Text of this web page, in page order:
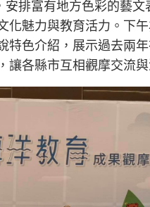
排富有地方色彩的藝
魅力與教育活力。下
色介紹，展示過去兩
各縣市互相觀摩交流與